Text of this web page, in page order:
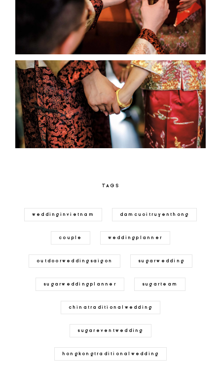
TAGS
weddinginvietnam damcuoitruyenthong
couple weddingplanner
outdoorweddingsaigon sugarwedding
sugarweddingplanner sugarteam
chinatraditionalwedding
sugareventwedding
hongkongtraditionalwedding